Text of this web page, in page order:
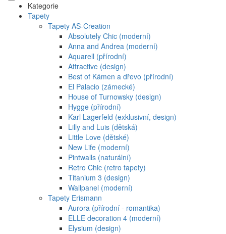
Kategorie
Tapety
Tapety AS-Creation
Absolutely Chic (moderní)
Anna and Andrea (moderní)
Aquarell (přírodní)
Attractive (design)
Best of Kámen a dřevo (přírodní)
El Palacio (zámecké)
House of Turnowsky (design)
Hygge (přírodní)
Karl Lagerfeld (exklusivní, design)
Lilly and Luis (dětská)
Little Love (dětské)
New Life (moderní)
Pintwalls (naturální)
Retro Chic (retro tapety)
Titanium 3 (design)
Wallpanel (moderní)
Tapety Erismann
Aurora (přírodní - romantika)
ELLE decoration 4 (moderní)
Elysium (design)